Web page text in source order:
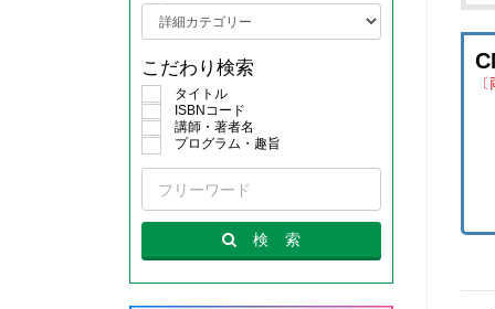
こだわり検索
タイトル
ISBNコード
講師・著者名
プログラム・趣旨
検 索